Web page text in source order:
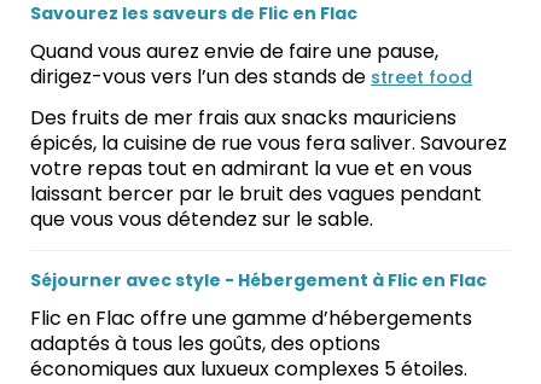
Savourez les saveurs de Flic en Flac
Quand vous aurez envie de faire une pause,
dirigez-vous vers l’un des stands de street food
Des fruits de mer frais aux snacks mauriciens
épicés, la cuisine de rue vous fera saliver. Savourez
votre repas tout en admirant la vue et en vous
laissant bercer par le bruit des vagues pendant
que vous vous détendez sur le sable.
Séjourner avec style - Hébergement à Flic en Flac
Flic en Flac offre une gamme d’hébergements
adaptés à tous les goûts, des options
économiques aux luxueux complexes 5 étoiles.